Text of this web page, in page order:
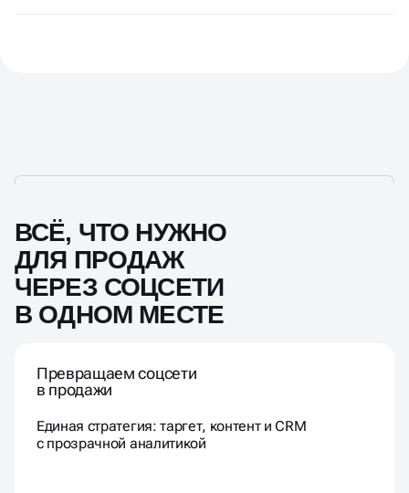
ВСЁ, ЧТО НУЖНО
ДЛЯ ПРОДАЖ
ЧЕРЕЗ СОЦСЕТИ
В ОДНОМ МЕСТЕ
Превращаем соцсети
в продажи
Единая стратегия: таргет, контент и CRM
с прозрачной аналитикой